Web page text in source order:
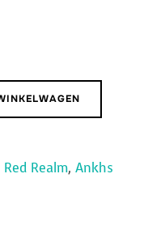
Red Realm, Ankhs